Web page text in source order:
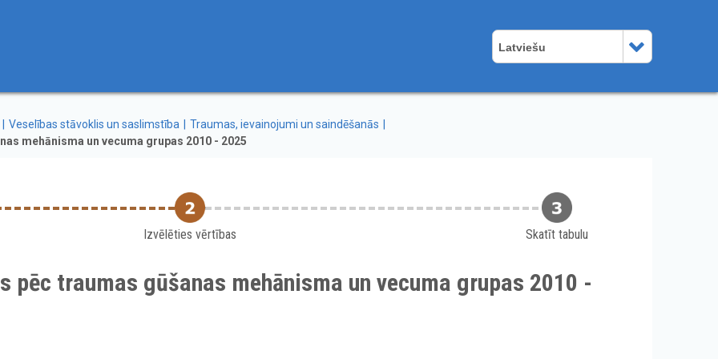
Latviešu
Veselības stāvoklis un saslimstība
Traumas, ievainojumi un saindēšanās
mehānisma un vecuma grupas 2010 - 2025
Izvēlēties vērtības Skatīt tabulu
traumas gūšanas mehānisma un vecuma grupas 2010 -